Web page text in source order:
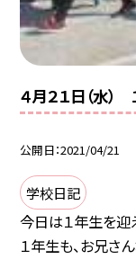
４月２１日（水
公開日 2021/04/21
学校日記
今日は１年生を迎
１年生も、お兄さ